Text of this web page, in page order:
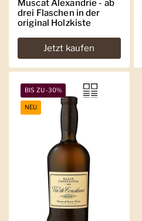
Muscat Alexandrie - ab
drei Flaschen in der
original Holzkiste
Jetzt kaufen
BIS ZU -30%
NEU